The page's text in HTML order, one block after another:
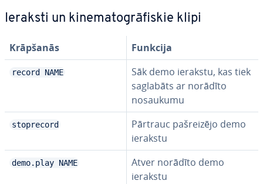
Ieraksti un ki­ne­ma­tog­rā­fis­kie klipi
Krāpšanās Funkcija
record NAME
Sāk demo ierakstu, kas tiek
saglabāts ar norādīto
nosaukumu
stoprecord
Pārtrauc pa­šrei­zē­jo demo
ierakstu
demo.play NAME
Atver norādīto demo
ierakstu